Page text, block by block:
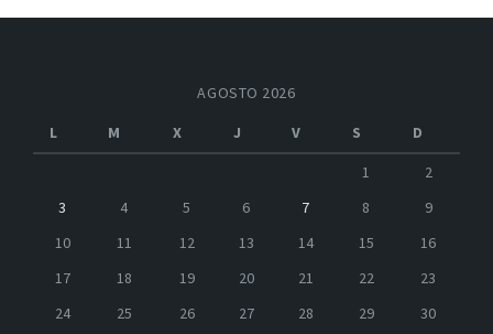
AGOSTO 2026
L
M X J V S
D
1
2
3
4 5 6 7 8
9
10
11 12 13 14 15
16
17
18 19 20 21 22
23
24
25 26 27 28 29
30